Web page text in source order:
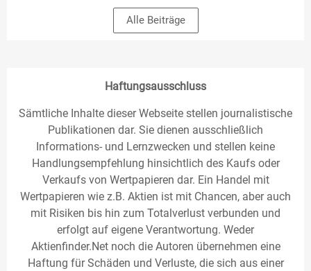
Alle Beiträge
Haftungsausschluss
Sämtliche Inhalte dieser Webseite stellen journalistische
Publikationen dar. Sie dienen ausschließlich
Informations- und Lernzwecken und stellen keine
Handlungsempfehlung hinsichtlich des Kaufs oder
Verkaufs von Wertpapieren dar. Ein Handel mit
Wertpapieren wie z.B. Aktien ist mit Chancen, aber auch
mit Risiken bis hin zum Totalverlust verbunden und
erfolgt auf eigene Verantwortung. Weder
Aktienfinder.Net noch die Autoren übernehmen eine
Haftung für Schäden und Verluste, die sich aus einer